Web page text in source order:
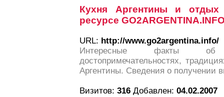
Кухня Аргентины и
ресурсе
URL: http://www.go2argentina.info/
Интересные факты об
достопримечательностях,
Аргентины. Сведения о получении
Визитов: 316 Добавлен: 04.02.2007